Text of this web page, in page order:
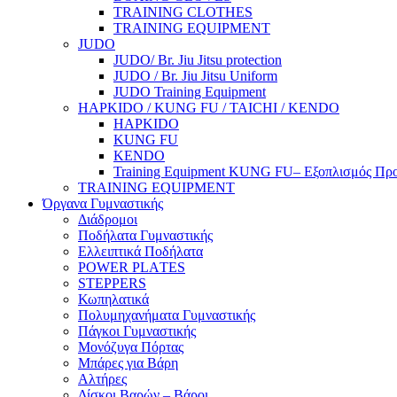
TRAINING CLOTHES
TRAINING EQUIPMENT
JUDO
JUDO/ Br. Jiu Jitsu protection
JUDO / Br. Jiu Jitsu Uniform
JUDO Training Equipment
HAPKIDO / KUNG FU / TAICHI / KENDO
HAPKIDO
KUNG FU
KENDO
Training Equipment KUNG FU– Εξοπλισμός
TRAINING EQUIPMENT
Όργανα Γυμναστικής
Διάδρομοι
Ποδήλατα Γυμναστικής
Ελλειπτικά Ποδήλατα
POWER PLΑTES
STEPPERS
Κωπηλατικά
Πολυμηχανήματα Γυμναστικής
Πάγκοι Γυμναστικής
Μονόζυγα Πόρτας
Μπάρες για Βάρη
Αλτήρες